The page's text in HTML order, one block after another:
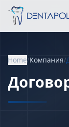
Home/Компания/